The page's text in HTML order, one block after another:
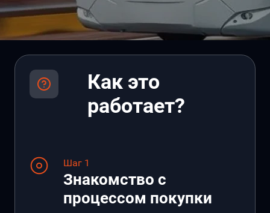
Как это
работает?
Шаг 1
Знакомство с
процессом покупки